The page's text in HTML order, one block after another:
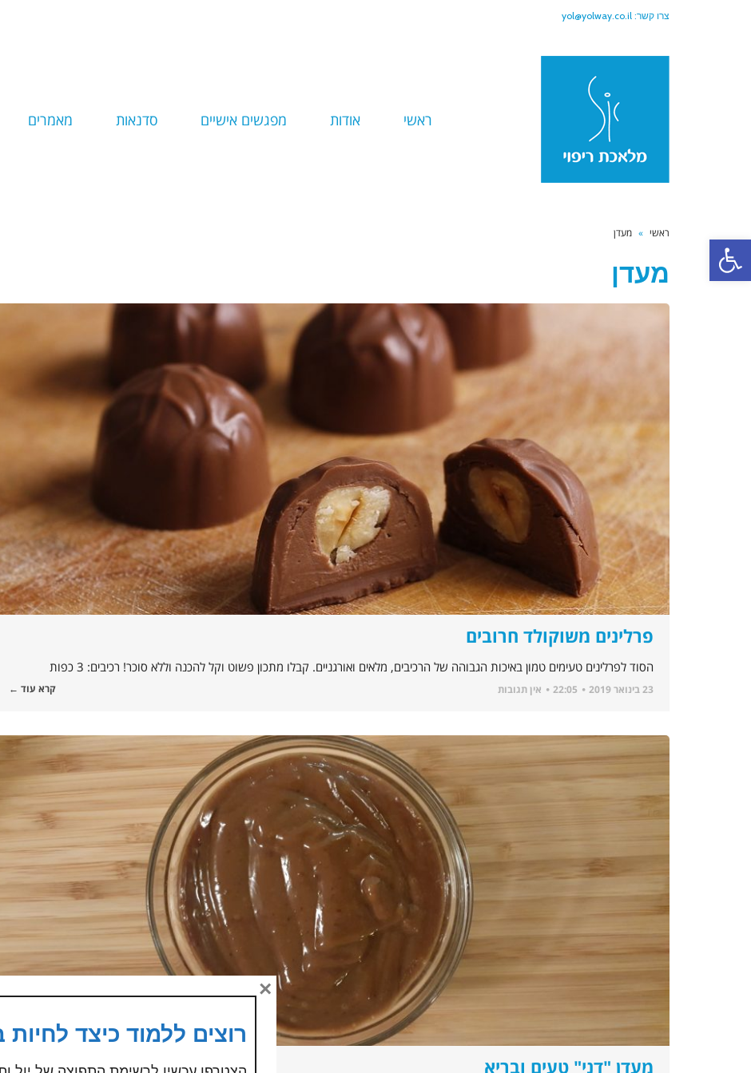
פתח סרגל נגישות
צרו קשר: yol@yolway.co.il
ראשי אודות מפגשים אישיים סדנאות מאמרים
ראשי » מעדן
מעדן
פרלינים משוקולד חרובים
הסוד לפרלינים טעימים טמון באיכות הגבוהה של הרכיבים, מלאים ואורגניים. קבלו מתכון פשוט וקל להכנה וללא סוכר! רכיבים: 3 כפות
23 בינואר 2019 22:05 אין תגובות קרא עוד ←
מעדן "דני" טעים ובריא
רוצים ללמוד כיצד
×